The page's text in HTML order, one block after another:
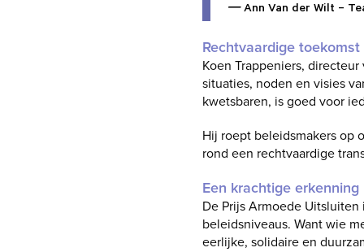
—Ann Van der Wilt –
Rechtvaardige
Koen Trappeniers,
situaties, noden en visies
kwetsbaren, is goed voor
Hij roept beleidsmakers op
rond een rechtvaardige
Een krachtige erkenning
De Prijs Armoede
beleidsniveaus. Want wie
eerlijke, solidaire en